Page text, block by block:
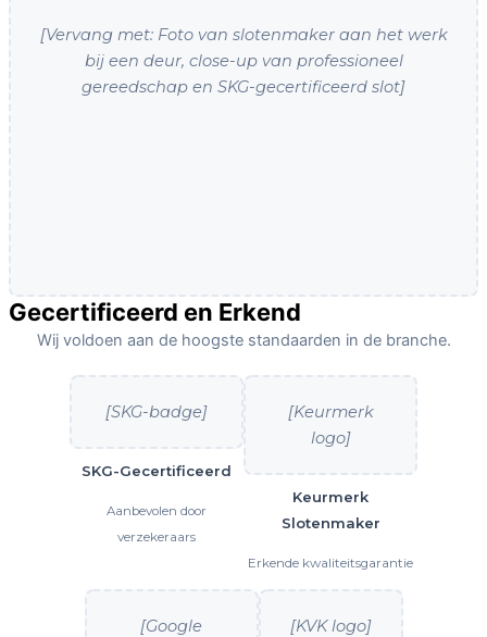
[Vervang met: Foto van slotenmaker aan het werk
bij een deur, close-up van professioneel
gereedschap en SKG-gecertificeerd slot]
Gecertificeerd en Erkend
Wij voldoen aan de hoogste standaarden in de branche.
[SKG-badge]
SKG-Gecertificeerd
Aanbevolen door
verzekeraars
[Keurmerk
logo]
Keurmerk
Slotenmaker
Erkende kwaliteitsgarantie
[Google
[KVK logo]